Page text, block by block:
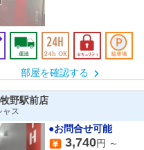
部屋を確認する
野駅前店
ャス
●お問合せ可能
3,740円 ～